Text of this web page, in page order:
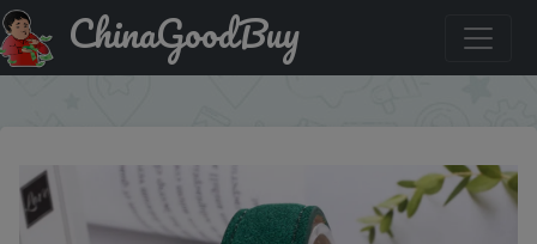
Купити на розпродажі Женские часы.
ChinaGoodBuy